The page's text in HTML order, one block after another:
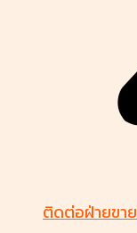
ติดต่อฝ่ายขาย